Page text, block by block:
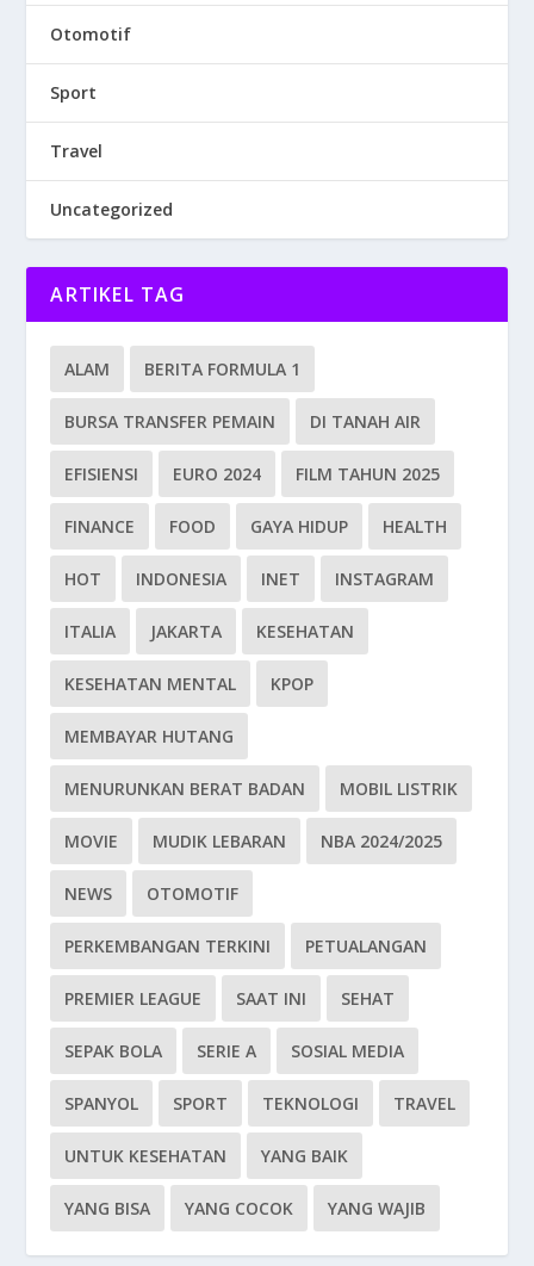
Otomotif
Sport
Travel
Uncategorized
ARTIKEL TAG
ALAM BERITA FORMULA 1
BURSA TRANSFER PEMAIN DI TANAH AIR
EFISIENSI EURO 2024 FILM TAHUN 2025
FINANCE FOOD GAYA HIDUP HEALTH
HOT INDONESIA INET INSTAGRAM
ITALIA JAKARTA KESEHATAN
KESEHATAN MENTAL KPOP
MEMBAYAR HUTANG
MENURUNKAN BERAT BADAN MOBIL LISTRIK
MOVIE MUDIK LEBARAN NBA 2024/2025
NEWS OTOMOTIF
PERKEMBANGAN TERKINI PETUALANGAN
PREMIER LEAGUE SAAT INI SEHAT
SEPAK BOLA SERIE A SOSIAL MEDIA
SPANYOL SPORT TEKNOLOGI TRAVEL
UNTUK KESEHATAN YANG BAIK
YANG BISA YANG COCOK YANG WAJIB